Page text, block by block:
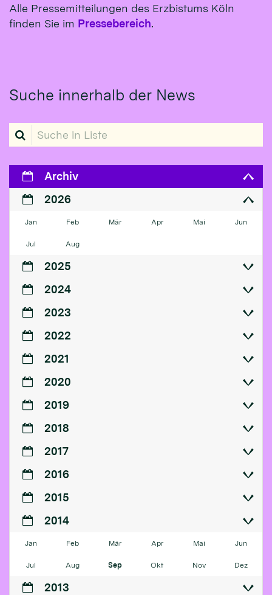
Alle Pressemitteilungen des Erzbistums Köln
finden Sie im Pressebereich.
Suche innerhalb der News
Suche in Liste
Archiv
2026
Jan Feb Mär Apr Mai Jun
Jul Aug
2025
2024
2023
2022
2021
2020
2019
2018
2017
2016
2015
2014
Jan Feb Mär Apr Mai Jun
Jul Aug Sep Okt Nov Dez
2013